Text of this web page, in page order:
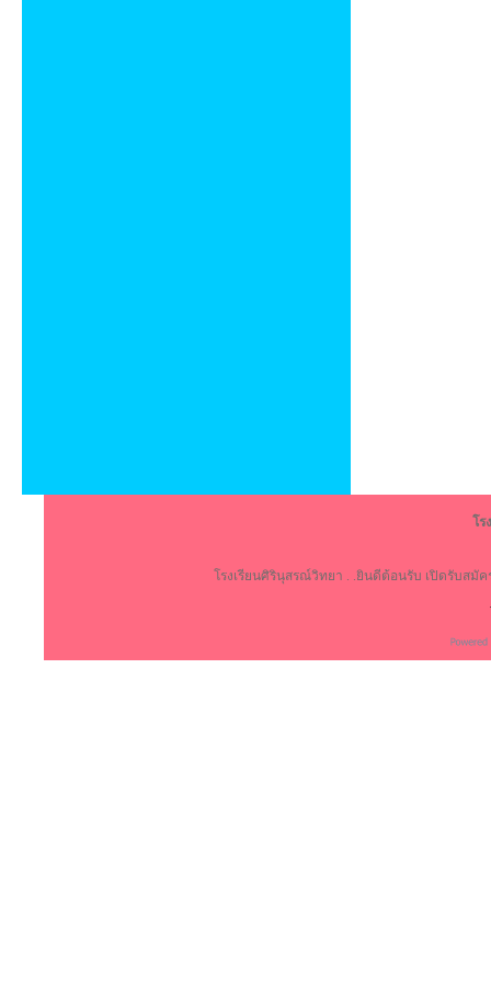
โร
โรงเรียนศิรินุสรณ์วิทยา . .ยินดีต้อนรับ เปิดรับสมั